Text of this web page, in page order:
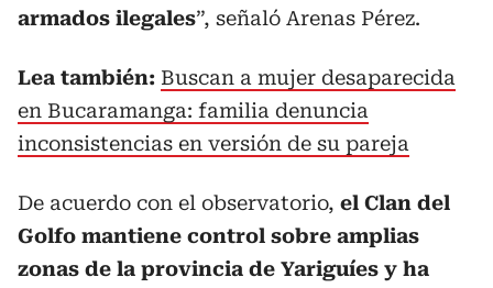
armados ilegales”, señaló Arenas Pérez.
Lea también: Buscan a mujer desaparecida
en Bucaramanga: familia denuncia
inconsistencias en versión de su pareja
De acuerdo con el observatorio, el Clan del
Golfo mantiene control sobre amplias
zonas de la provincia de Yariguíes y ha